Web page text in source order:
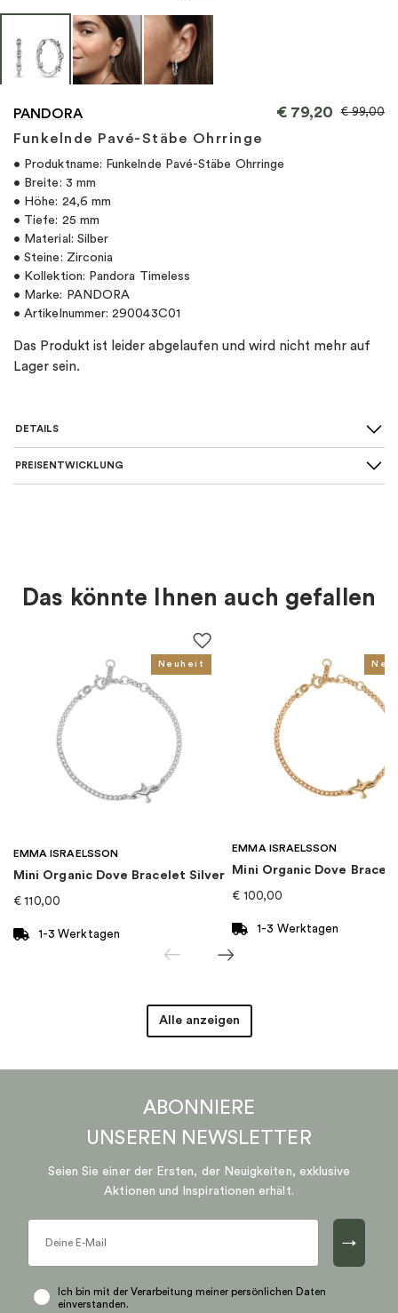
PANDORA
Funkelnde Pavé-Stäbe Ohrringe
€79,20 €99,00
• Produktname: Funkelnde Pavé-Stäbe Ohrringe
• Breite: 3 mm
• Höhe: 24,6 mm
• Tiefe: 25 mm
• Material: Silber
• Steine: Zirconia
• Kollektion: Pandora Timeless
• Marke: PANDORA
• Artikelnummer: 290043C01
Das Produkt ist leider abgelaufen und wird nicht mehr auf
Lager sein.
DETAILS
SKU
Zirkonia
Für wen
EAN: 5700302953008
Kategorie: Ohrringe
Marke PANDORA
PREISENTWICKLUNG
Das könnte Ihnen auch gefallen
Neuheit
EMMA ISRAELSSON
Mini Organic Dove Bracelet Silver
€ 110,00
1-3 Werktagen
EMMA ISRAELSSON
Mini Organic Dove
€ 100,00
1-3 Werktagen
Alle anzeigen
ABONNIERE
UNSEREN NEWSLETTER
Seien Sie einer der Ersten, der Neuigkeiten, exklusive
Aktionen und Inspirationen erhält.
→
Ich bin mit der Verarbeitung meiner persönlichen Daten
einverstanden.